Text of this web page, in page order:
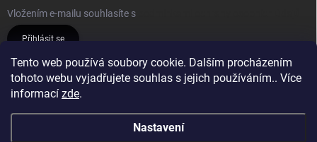
Tento web používá soubory cookie. Dalším procházením
tohoto webu vyjadřujete souhlas s jejich používáním.. Více
informací zde.
Nastavení
Vložením e-mailu souhlasíte s
Přihlásit se
Reklamace a vrácení
Podmínky ochrany osobních údajů